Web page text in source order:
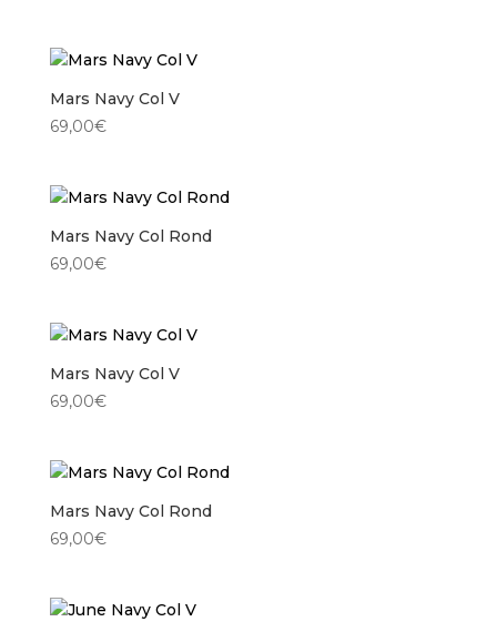
Mars Navy Col V
69,00€
Mars Navy Col Rond
69,00€
Mars Navy Col V
69,00€
Mars Navy Col Rond
69,00€